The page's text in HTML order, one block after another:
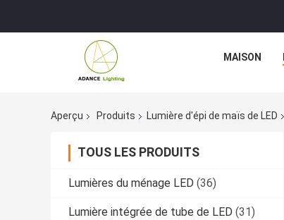
MAISON
Aperçu Produits Lumière d'épi de maïs de LED
TOUS LES PRODUITS
Lumières du ménage LED (36)
Lumière intégrée de tube de LED (31)